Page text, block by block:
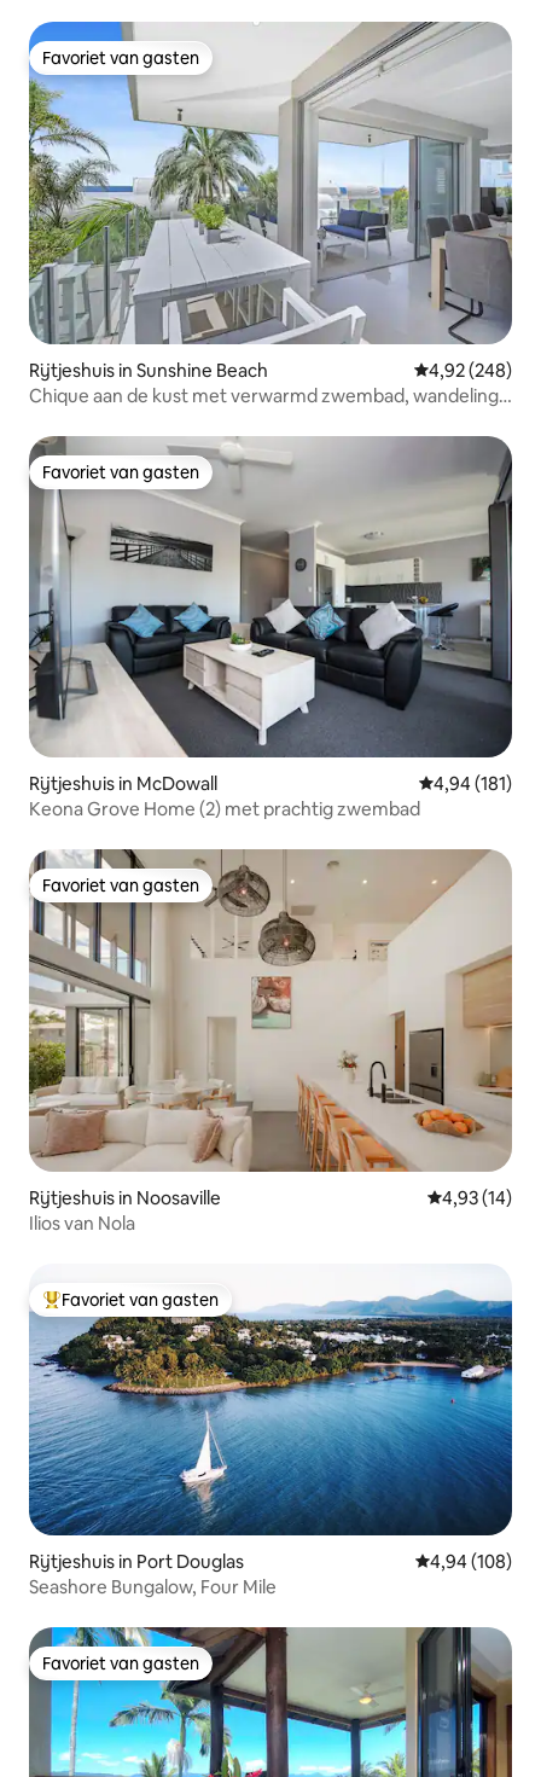
Favoriet van gasten
Favoriet van gasten
Rijtjeshuis in Sunshine Beach Gemiddelde
4,92 (248)
Chique aan de kust met verwarmd zwembad, wandeling
Favoriet van gasten
Favoriet van gasten
Rijtjeshuis in McDowall Gemiddelde
4,94 (181)
Keona Grove Home (2) met prachtig zwembad
Favoriet van gasten
Favoriet van gasten
Rijtjeshuis in Noosaville Gemiddelde
4,93 (14)
Ilios van Nola
Topfavoriet van gasten
Favoriet van gasten
Rijtjeshuis in Port Douglas Gemiddelde
4,94 (108)
Seashore Bungalow, Four Mile
Favoriet van gasten
Favoriet van gasten